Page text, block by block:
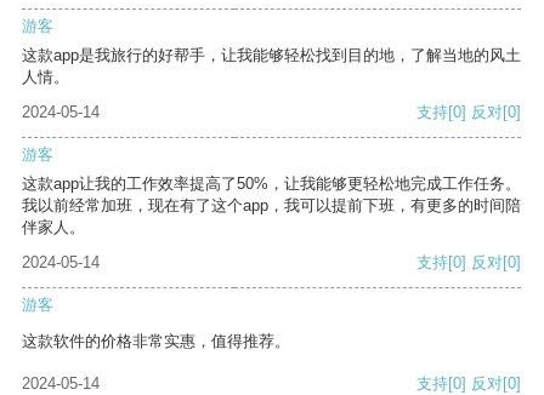
游客
这款app是我旅行的好帮手，让我能够轻松找到目的地，了解当地的风土
人情。
2024-05-14
支持[0] 反对[0]
游客
这款app让我的工作效率提高了50%，让我能够更轻松地完成工作任务。
我以前经常加班，现在有了这个app，我可以提前下班，有更多的时间陪
伴家人。
2024-05-14
支持[0] 反对[0]
游客
这款软件的价格非常实惠，值得推荐。
2024-05-14 支持[0] 反对[0]